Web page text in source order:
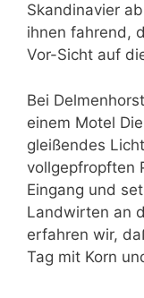
Skandinavier
ihnen fahrend,
Vor-Sicht auf
Bei
einem Motel
gleißendes
vollgepfropften
Eingang und
Landwirten an
erfahren wir,
Tag mit Korn